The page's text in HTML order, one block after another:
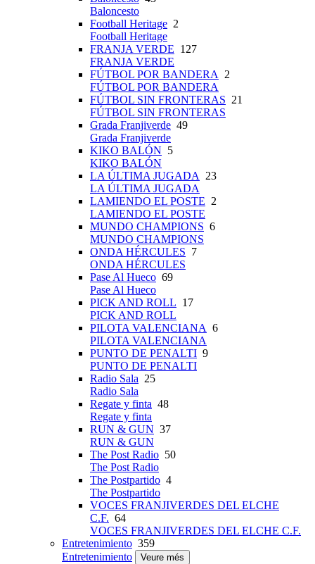
Baloncesto
Football Heritage 2
Football Heritage
FRANJA VERDE 127
FRANJA VERDE
FÚTBOL POR BANDERA
2
FÚTBOL POR BANDERA
FÚTBOL SIN FRONTERAS 21
FÚTBOL SIN FRONTERAS
Grada Franjiverde 49
Grada Franjiverde
KIKO BALÓN 5
KIKO BALÓN
LA ÚLTIMA JUGADA
23
LA ÚLTIMA JUGADA
LAMIENDO EL POSTE 2
LAMIENDO EL POSTE
MUNDO CHAMPIONS 6
MUNDO CHAMPIONS
ONDA HÉRCULES 7
ONDA HÉRCULES
Pase Al Hueco 69
Pase Al Hueco
PICK AND ROLL 17
PICK AND ROLL
PILOTA VALENCIANA 6
PILOTA VALENCIANA
PUNTO DE PENALTI 9
PUNTO DE PENALTI
Radio Sala 25
Radio Sala
Regate y finta 48
Regate y finta
RUN & GUN 37
RUN & GUN
The Post Radio 50
The Post Radio
The Postpartido 4
The Postpartido
VOCES FRANJIVERDES DEL ELCHE
C.F. 64
VOCES FRANJIVERDES DEL ELCHE C.F.
Entretenimiento 359
Entretenimiento
Veure més